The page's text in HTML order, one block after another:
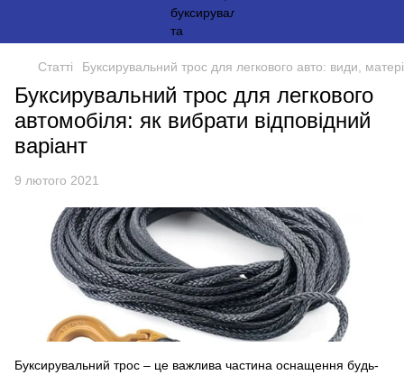
Статті Буксирувальний трос для легкового авто: види,
Буксирувальний трос для легкового
автомобіля: як вибрати відповідний
варіант
9 лютого 2021
Буксирувальний трос – це важлива частина оснащення будь-